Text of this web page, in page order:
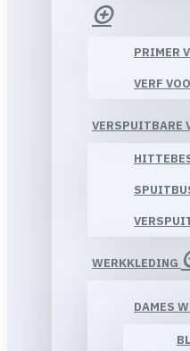
PRIMER
VERF
VERSPUITBARE
WERKKLEDING
DAMES